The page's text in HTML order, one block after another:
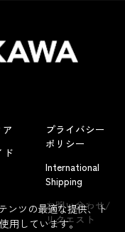
よくあるお問い合わせ
ド
プライバシー
ポリシー
International
Shipping
お問い合わせ/
リクエスト
ンツの最適な提供、ト
用しています。